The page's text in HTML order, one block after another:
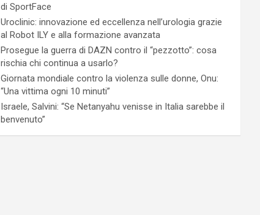
di SportFace
Uroclinic: innovazione ed eccellenza nell’urologia grazie
al Robot ILY e alla formazione avanzata
Prosegue la guerra di DAZN contro il “pezzotto”: cosa
rischia chi continua a usarlo?
Giornata mondiale contro la violenza sulle donne, Onu:
“Una vittima ogni 10 minuti”
Israele, Salvini: “Se Netanyahu venisse in Italia sarebbe il
benvenuto”